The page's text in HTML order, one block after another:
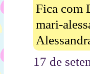
Fica com
mari-
17 de